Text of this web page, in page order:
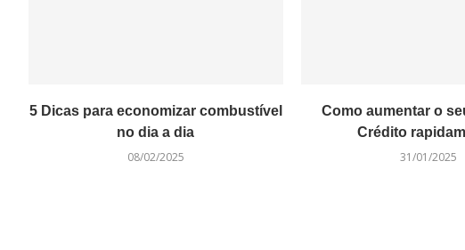
5 Dicas para economizar combustível
no dia a dia
08/02/2025
Como aumentar o
Crédito
31/01/2025